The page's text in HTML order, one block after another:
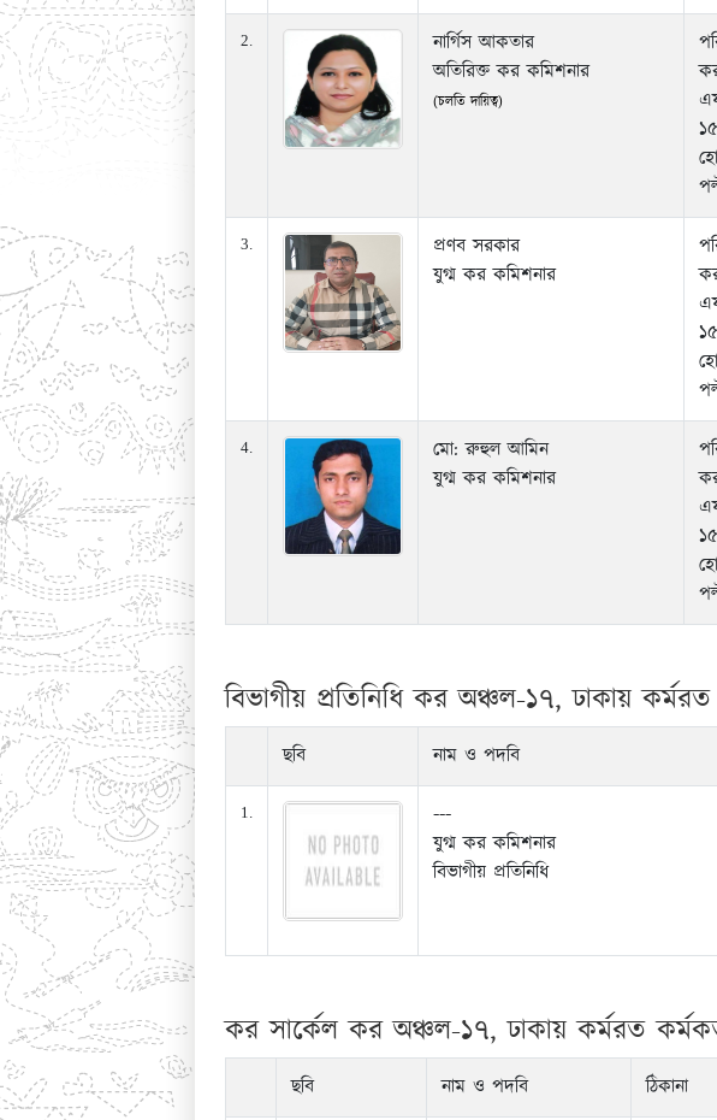
2.
নার্গিস আকতার
অতিরিক্ত কর কমিশনার
(চলতি দায়িত্ব)
3.
প্রণব সরকার
যুগ্ম কর কমিশনার
4.
মো: রুহুল আমিন
যুগ্ম কর কমিশনার
বিভাগীয় প্রতিনিধি কর অঞ্চল-১৭, ঢাকায়
ছবি নাম ও পদবি
1.
---
যুগ্ম কর কমিশনার
বিভাগীয় প্রতিনিধি
কর সার্কেল কর অঞ্চল-১৭, ঢাকায় কর্মরত
ছবি নাম ও পদবি ঠিকানা